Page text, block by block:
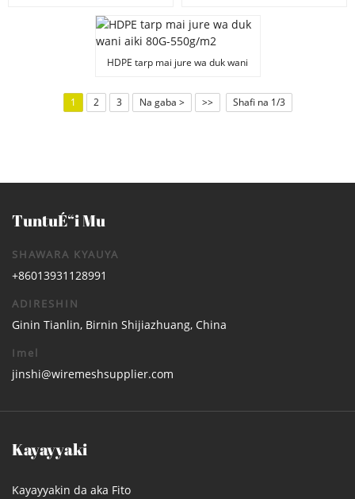
Zane Mai Hana Ruwan Sama
HDPE tarp mai jure wa duk wani
1
2 3 Na gaba > >> Shafi na 1/3
TuntuÉ“i Mu
SHAWARA KYAUYA
+86013931128991
ADIRESHIN
Ginin Tianlin, Birnin Shijiazhuang, China
Imel
jinshi@wiremeshsupplier.com
Kayayyaki
Kayayyakin da aka Fito